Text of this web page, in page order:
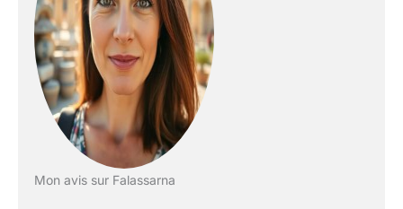
Mon avis sur Falassarna